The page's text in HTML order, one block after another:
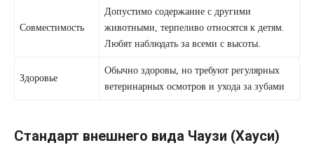
Совместимость
Допустимо содержание с другими
животными, терпеливо относятся к детям.
Любят наблюдать за всеми с высоты.
Здоровье
Обычно здоровы, но требуют регулярных
ветеринарных осмотров и ухода за зубами
Стандарт внешнего вида Чаузи (Хауси)